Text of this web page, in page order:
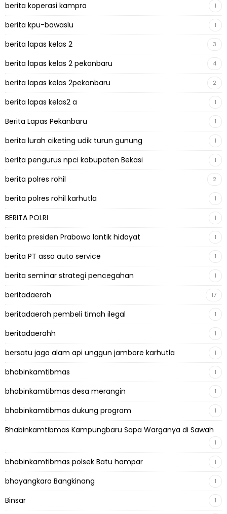
berita koperasi kampra 1
berita kpu-bawaslu 1
berita lapas kelas 2 3
berita lapas kelas 2 pekanbaru 4
berita lapas kelas 2pekanbaru 2
berita lapas kelas2 a 1
Berita Lapas Pekanbaru 1
berita lurah ciketing udik turun gunung 1
berita pengurus npci kabupaten Bekasi 1
berita polres rohil 2
berita polres rohil karhutla 1
BERITA POLRI 1
berita presiden Prabowo lantik hidayat 1
berita PT assa auto service 1
berita seminar strategi pencegahan 1
beritadaerah 17
beritadaerah pembeli timah ilegal 1
beritadaerahh 1
bersatu jaga alam api unggun jambore karhutla 1
bhabinkamtibmas 1
bhabinkamtibmas desa merangin 1
bhabinkamtibmas dukung program 1
Bhabinkamtibmas Kampungbaru Sapa Warganya di Sawah
1
bhabinkamtibmas polsek Batu hampar 1
bhayangkara Bangkinang 1
Binsar 1